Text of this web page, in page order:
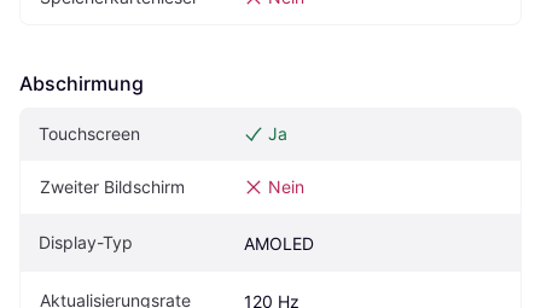
Abschirmung
Touchscreen Ja
Zweiter Bildschirm Nein
Display-Typ AMOLED
Aktualisierungsrate 120 Hz